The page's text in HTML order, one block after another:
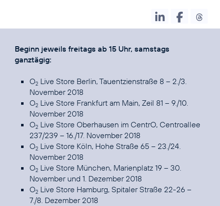
Beginn jeweils freitags ab 15 Uhr, samstags
ganztägig:
O2 Live Store Berlin, Tauentzienstraße 8 – 2./3.
November 2018
O2 Live Store Frankfurt am Main, Zeil 81 – 9./10.
November 2018
O2 Live Store Oberhausen im CentrO, Centroallee
237/239 – 16./17. November 2018
O2 Live Store Köln, Hohe Straße 65 – 23./24.
November 2018
O2 Live Store München, Marienplatz 19 – 30.
November und 1. Dezember 2018
O2 Live Store Hamburg, Spitaler Straße 22-26 –
7./8. Dezember 2018